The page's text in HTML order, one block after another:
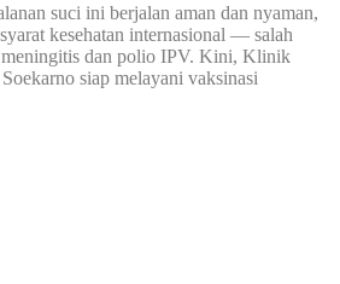
suci ini berjalan aman dan nyaman,
kesehatan internasional — salah
meningitis dan polio IPV. Kini, Klinik
siap melayani vaksinasi